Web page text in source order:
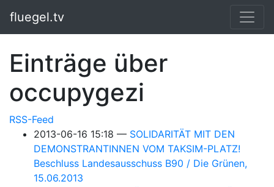
fluegel.tv
Einträge über
occupygezi
RSS-Feed
2013-06-16 15:18
SOLIDARITÄT MIT DEN
DEMONSTRANTINNEN VOM TAKSIM-PLATZ!
Beschluss Landesausschuss B90 / Die Grünen,
15.06.2013